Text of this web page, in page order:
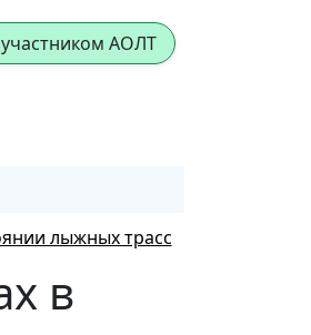
участником АОЛТ
лыжных трасс
в